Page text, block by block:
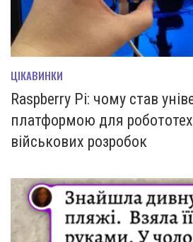
ЦІКАВИНКИ
Raspberry Pi: чому став
платформою для
військових розробок